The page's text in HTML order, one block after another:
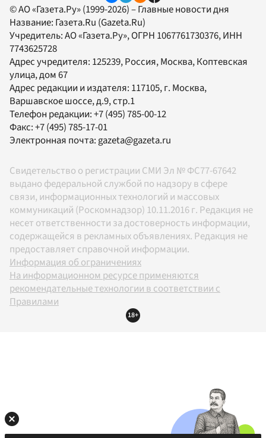
© АО «Газета.Ру» (1999-2026) – Главные новости дня
Название: Газета.Ru (Gazeta.Ru)
Учредитель:АО «Газета.Ру», ОГРН 1067761730376, ИНН
7743625728
Адрес учредителя: 125239, Россия, Москва, Коптевская
улица, дом 67
Адрес редакции и издателя: 117105, г. Москва,
Варшавское шоссе, д.9, стр.1
Телефон редакции:+7 (495) 785-00-12
Факс:+7 (495) 785-17-01
Электронная почта:gazeta@gazeta.ru
Свидетельство о регистрации СМИ Эл № ФС77-67642
выдано федеральной службой по надзору в сфере
связи, информационных технологий и массовых
коммуникаций (Роскомнадзор) 10.11.2016 г. Редакция не
несет ответственности за достоверность информации,
содержащейся в рекламных объявлениях. Редакция не
предоставляет справочной информации.
Информация об ограничениях
На информационном ресурсе применяются
рекомендательные технологии в соответствии с
Правилами
18+